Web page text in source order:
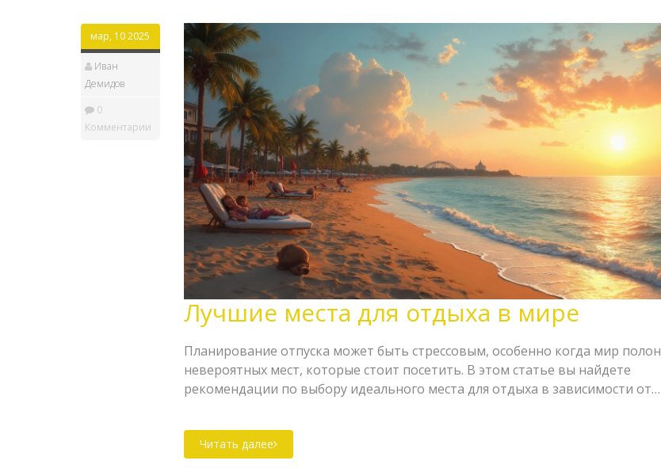
мар, 10 2025
Иван
Демидов
0
Комментарии
Лучшие места для отдыха в мире
Планирование отпуска может быть стрессовым, особенно когда мир полон
невероятных мест, которые стоит посетить. В этом статье вы найдете
рекомендации по выбору идеального места для отдыха в зависимости от
путешественникам и интересные факты о популярных курортах, статья
поможет вам сделать осознанный выбор. Независимо от того, что вас
Читать далее